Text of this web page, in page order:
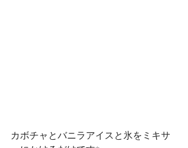
カボチャとバニラアイスと氷をミキサ